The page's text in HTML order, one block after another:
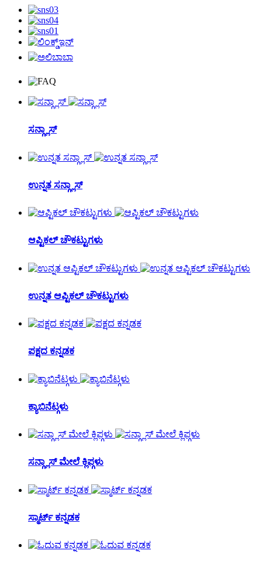
ಸನ್ಗ್ಲಾಸ್
ಉನ್ನತ ಸನ್ಗ್ಲಾಸ್
ಆಪ್ಟಿಕಲ್ ಚೌಕಟ್ಟುಗಳು
ಉನ್ನತ ಆಪ್ಟಿಕಲ್ ಚೌಕಟ್ಟುಗಳು
ಪಕ್ಷದ ಕನ್ನಡಕ
ಕ್ಯಾಬಿನೆಟ್ಗಳು
ಸನ್ಗ್ಲಾಸ್ ಮೇಲೆ ಕ್ಲಿಪ್ಗಳು
ಸ್ಮಾರ್ಟ್ ಕನ್ನಡಕ